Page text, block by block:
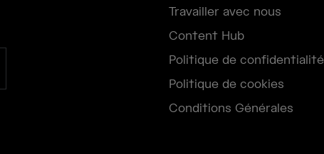
Travailler avec nous
Content Hub
Politique de confidentialité
Politique de cookies
Conditions Générales